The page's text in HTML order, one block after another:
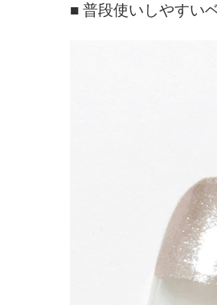
■ 普段使いしやすい